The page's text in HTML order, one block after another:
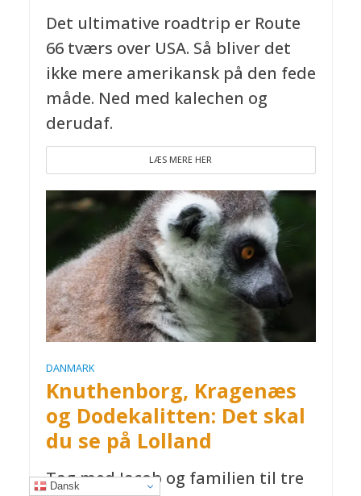
Det ultimative roadtrip er Route
66 tværs over USA. Så bliver det
ikke mere amerikansk på den fede
måde. Ned med kalechen og
derudaf.
LÆS MERE HER
DANMARK
Knuthenborg, Kragenæs
og Dodekalitten: Det skal
du se på Lolland
Tag med Jacob og familien til tre
Dansk